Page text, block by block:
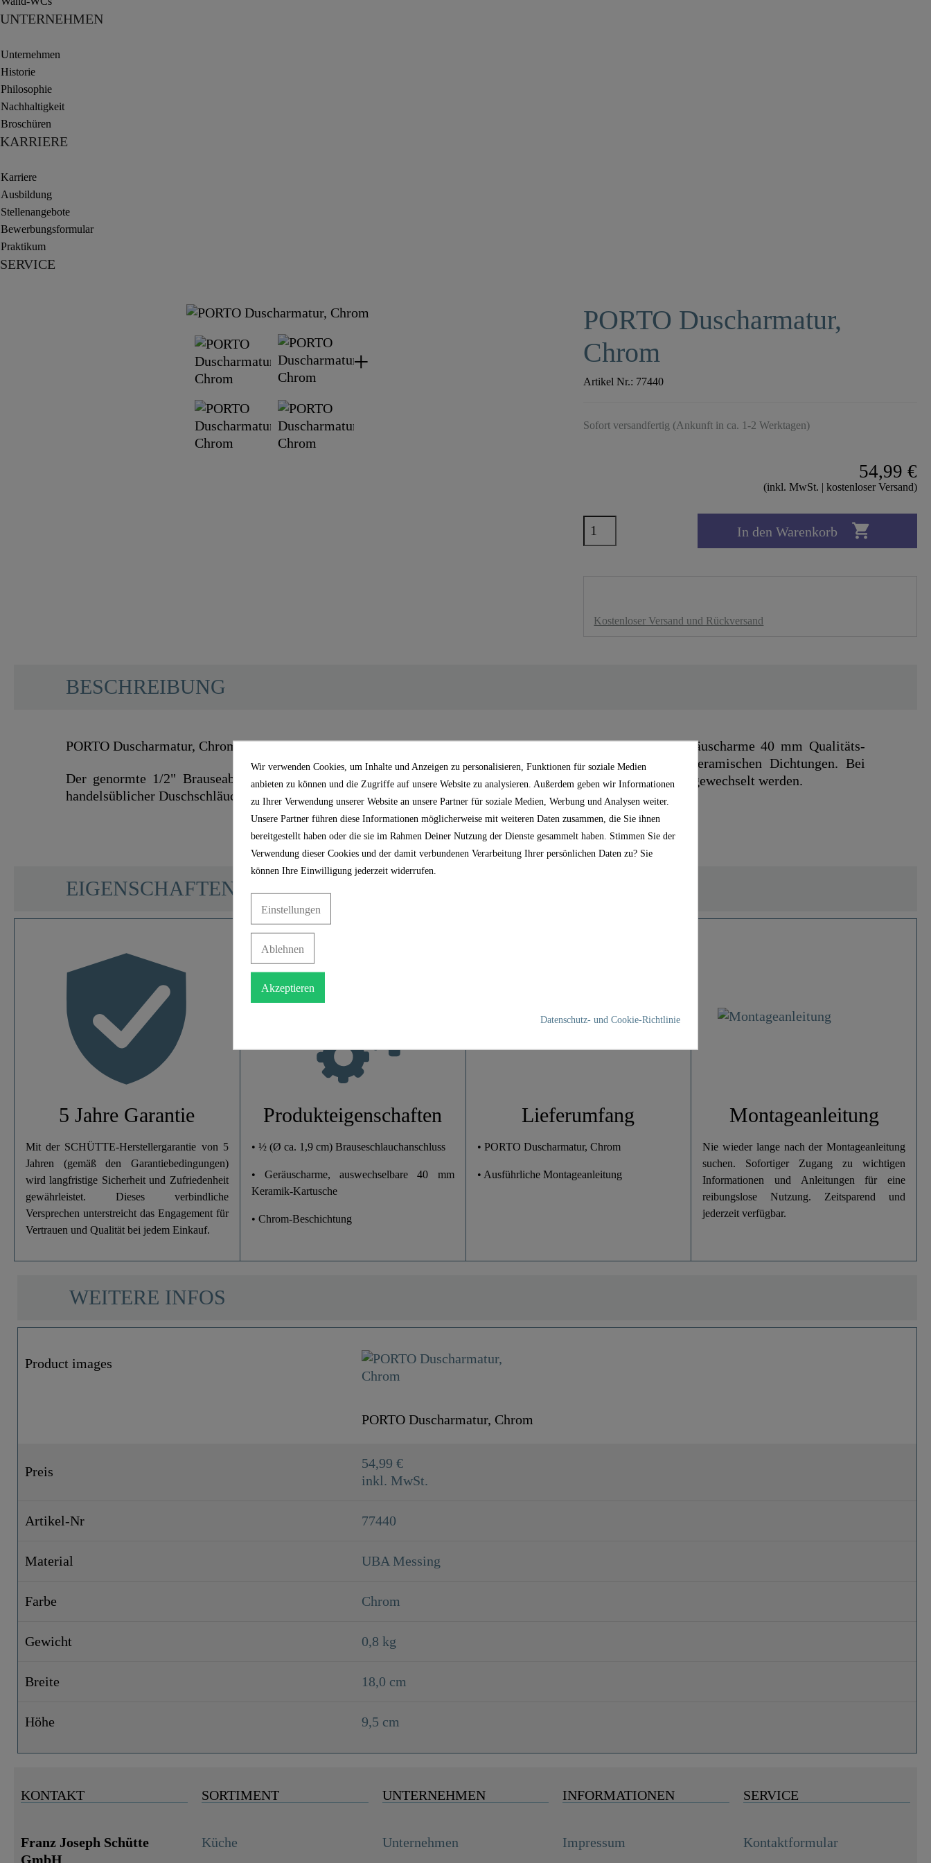
UNTERNEHMEN
Unternehmen
Historie
Philosophie
Nachhaltigkeit
Broschüren
KARRIERE
Karriere
Ausbildung
Stellenangebote
Bewerbungsformular
Praktikum
SERVICE
PORTO Duscharmatur,
Chrom
Artikel Nr.: 77440
Sofort versandfertig (Ankunft in ca. 1-2 Werktagen)
54,99 €
(inkl. MwSt. | kostenloser Versand)
In den Warenkorb 
Kostenloser Versand und Rückversand
BESCHREIBUNG
PORTO Duscharmatur, Chrom - 77440
Der genormte 1/2" Brauseabgang ermöglicht den Anschluss vieler
handelsüblicher Duschschläuche.
In der Mischbatterie Bad ist eine geräuscharme 40 mm Qualitäts-
Kartusche verbaut mit langlebigen, keramischen Dichtungen. Bei
Bedarf kann die Kartusche selbständig gewechselt werden.
"
Gewicht
EIGENSCHAFTEN
5 Jahre Garantie
Mit der SCHÜTTE-Herstellergarantie von 5
Jahren (gemäß den Garantiebedingungen)
wird langfristige Sicherheit und Zufriedenheit
gewährleistet. Dieses verbindliche
Versprechen unterstreicht das Engagement für
Vertrauen und Qualität bei jedem Einkauf.
Produkteigenschaften
• ½ (Ø ca. 1,9 cm) Brauseschlauchanschluss
• Geräuscharme, auswechselbare 40 mm
Keramik-Kartusche
• Chrom-Beschichtung
Lieferumfang
• PORTO Duscharmatur, Chrom
• Ausführliche Montageanleitung
Montageanleitung
Nie wieder lange nach der Montageanleitung
suchen. Sofortiger Zugang zu wichtigen
Informationen und Anleitungen für eine
reibungslose Nutzung. Zeitsparend und
jederzeit verfügbar.
WEITERE INFOS
Product images
PORTO Duscharmatur, Chrom
Preis
54,99 €
inkl. MwSt.
Artikel-Nr 77440
Material UBA Messing
Farbe Chrom
Gewicht 0,8 kg
Breite 18,0 cm
Höhe 9,5 cm
KONTAKT
Franz Joseph Schütte
GmbH
SORTIMENT
Küche
UNTERNEHMEN
Unternehmen
INFORMATIONEN
Impressum
SERVICE
Kontaktformular
Wir verwenden Cookies, um Inhalte und Anzeigen zu personalisieren, Funktionen für soziale Medien
anbieten zu können und die Zugriffe auf unsere Website zu analysieren. Außerdem geben wir Informationen
zu Ihrer Verwendung unserer Website an unsere Partner für soziale Medien, Werbung und Analysen weiter.
Unsere Partner führen diese Informationen möglicherweise mit weiteren Daten zusammen, die Sie ihnen
bereitgestellt haben oder die sie im Rahmen Deiner Nutzung der Dienste gesammelt haben. Stimmen Sie der
Verwendung dieser Cookies und der damit verbundenen Verarbeitung Ihrer persönlichen Daten zu? Sie
können Ihre Einwilligung jederzeit widerrufen.
Einstellungen
Ablehnen
Akzeptieren
Datenschutz- und Cookie-Richtlinie